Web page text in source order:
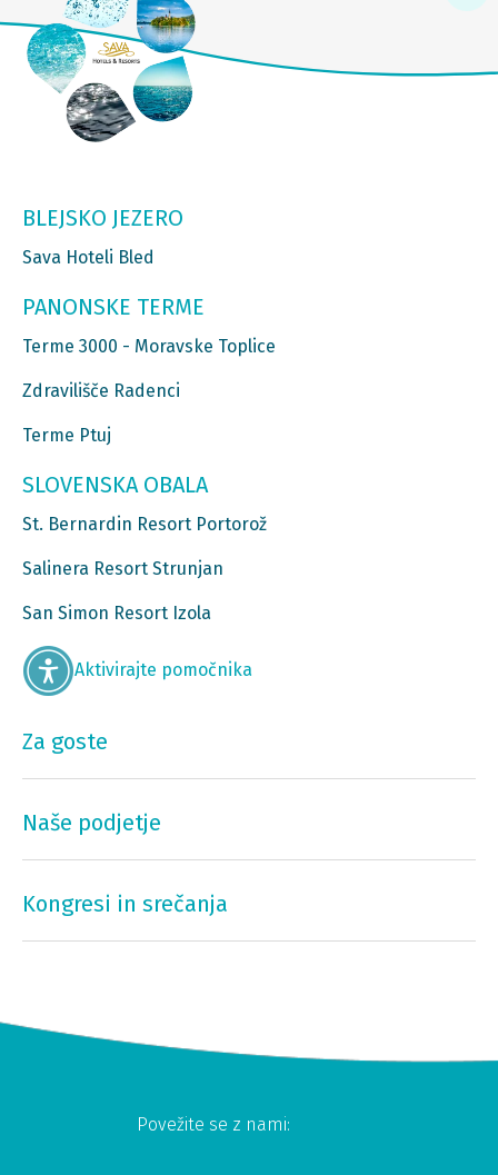
BLEJSKO JEZERO
Sava Hoteli Bled
PANONSKE TERME
Terme 3000 - Moravske Toplice
Zdravilišče Radenci
Terme Ptuj
SLOVENSKA OBALA
St. Bernardin Resort Portorož
Salinera Resort Strunjan
San Simon Resort Izola
Aktivirajte pomočnika
Za goste
Naše podjetje
Kongresi in srečanja
Povežite se z nami: